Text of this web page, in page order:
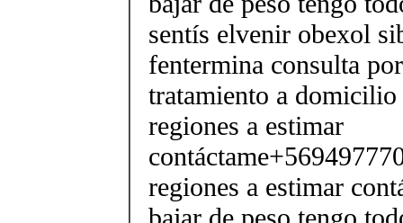
sentís elvenir obexol
fentermina consulta
tratamiento a
regiones a estimar
regiones a estimar
bajar de peso tengo